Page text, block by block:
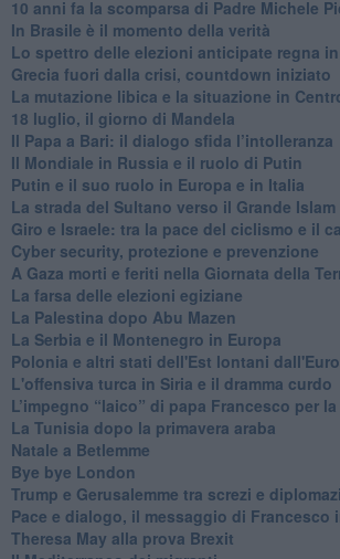
10 anni fa la scomparsa di Padre Michele
In Brasile è il momento della verità
Lo spettro delle elezioni anticipate regna in
Grecia fuori dalla crisi, countdown iniziato
La mutazione libica e la situazione in
18 luglio, il giorno di Mandela
Il Papa a Bari: il dialogo sfida l’intolleranza
Il Mondiale in Russia e il ruolo di Putin
Putin e il suo ruolo in Europa e in Italia
La strada del Sultano verso il Grande Islam
Giro e Israele: tra la pace del ciclismo e il
Cyber security, protezione e prevenzione
A Gaza morti e feriti nella Giornata della
La farsa delle elezioni egiziane
La Palestina dopo Abu Mazen
La Serbia e il Montenegro in Europa
Polonia e altri stati dell'Est lontani
L'offensiva turca in Siria e il dramma curdo
L’impegno “laico” di papa Francesco per la
La Tunisia dopo la primavera araba
Natale a Betlemme
Bye bye London
Trump e Gerusalemme tra screzi e
Pace e dialogo, il messaggio di Francesco
Theresa May alla prova Brexit